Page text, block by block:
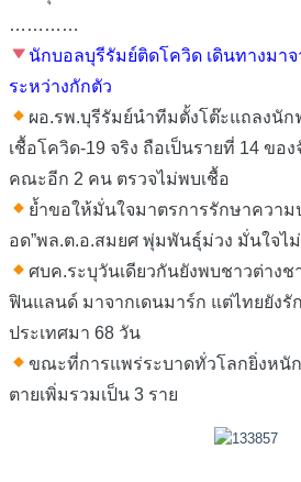
…………
นักบอลบุรีรัมย์ติดโควิด เดินทางมาจ
ระหว่างกักตัว
ผอ.รพ.บุรีรัมย์นำทีมตั้งโต๊ะแถลงนัก
เชื้อโควิด-19 จริง ถือเป็นรายที่ 14 ขอ
คณะอีก 2 คน ตรวจไม่พบเชื้อ
ย้ำขอให้มั่นใจมาตรการรักษาความ
อด”พล.ต.อ.สมยศ พุ่มพันธุ์ม่วง มั่นใจไ
ศบค.ระบุวันเดียวกันยังพบชาวต่างช
ฟินแลนด์ มาจากเดนมาร์ก แต่ไทยยังรั
ประเทศมา 68 วัน
ขณะที่การแพร่ระบาดทั่วโลกยิ่งหนั
ตายเพิ่มรวมเป็น 3 ราย